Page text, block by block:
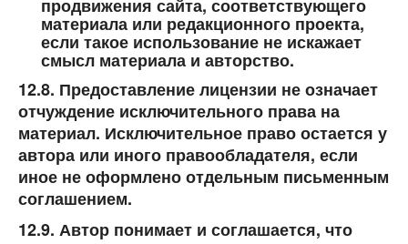
продвижения сайта, соответствующего
материала или редакционного проекта,
если такое использование не искажает
смысл материала и авторство.
12.8. Предоставление лицензии не означает
отчуждение исключительного права на
материал. Исключительное право остается у
автора или иного правообладателя, если
иное не оформлено отдельным письменным
соглашением.
12.9. Автор понимает и соглашается, что